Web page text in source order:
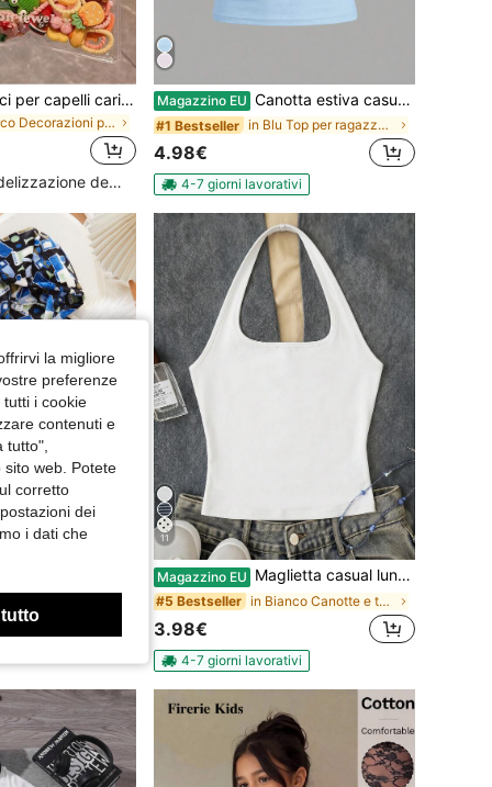
50 pezzi di elastici per capelli carini a tema cartoni animati casuali, stile dolce per bambini
in Arco Decorazioni per capelli da ragazza
Alto livello di fidelizzazione dei clienti
Magazzino EU Canotta estiva casual con blocchi di colore e bordi per ragazze pre-adolescenti
#1 Bestseller in Blu Top per ragazze adolescenti
4.98€
4-7 giorni lavorativi
maniche lunghe, cappuccio e pantaloni, adatto per casa e feste, autunno/inverno, il miglior regalo per i ragazzi
11
Magazzino EU Maglietta casual lunga bianca con collo alla halter per ragazze pre-adolescenti, canotta aderente estiva
#5 Bestseller in Bianco Canotte e top per ragazze adolescenti
3.98€
4-7 giorni lavorativi
la migliore
preferenze
i cookie
contenuti e
tutto",
web. Potete
corretto
dei
i dati che